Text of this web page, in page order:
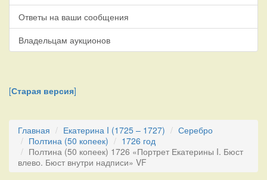
Ответы на ваши сообщения
Владельцам аукционов
[Старая версия]
Главная Екатерина I (1725 – 1727)
Серебро
Полтина (50 копеек)
1726 год
Полтина (50 копеек) 1726 «Портрет Екатерины I. Бюст
влево. Бюст внутри надписи» VF